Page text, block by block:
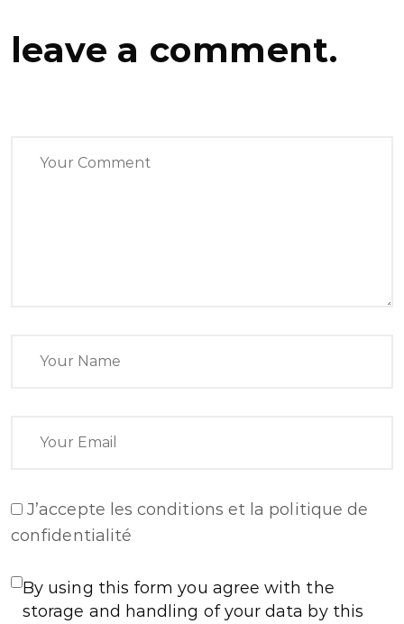
leave a comment.
J’accepte les conditions et la politique de
confidentialité
By using this form you agree with the
storage and handling of your data by this